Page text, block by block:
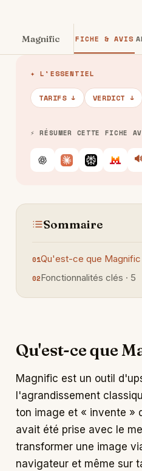
Magnific FICHE & AVIS
✦ L'ESSENTIEL
TARIFS ↓ VERDICT ↓
⚡ RÉSUMER CETTE FICHE
ChatGPTClaudePerplexityLe Chat
Sommaire
Qu'est-ce que Magnific
Fonctionnalités clés · 5
Qu'est-ce que
Magnific est un outil
l'agrandissement
ton image et « invente »
avait été prise avec le
transformer une image
navigateur et même sur